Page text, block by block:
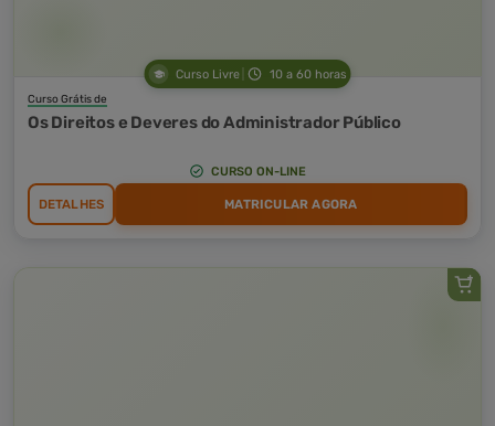
Curso Livre 10 a 60 horas
Curso Grátis de
Os Direitos e Deveres do Administrador Público
CURSO ON-LINE
DETALHES MATRICULAR AGORA